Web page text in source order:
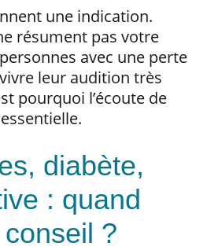
une indication.
résument pas votre
avec une perte
leur audition très
pourquoi l’écoute de
diabète,
: quand
?